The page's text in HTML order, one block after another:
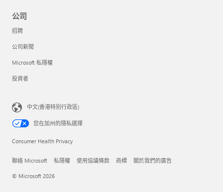
公司
招聘
公司新聞
Microsoft 私隱權
投資者
中文(香港特別行政區)
您在加州的隱私選擇
Consumer Health Privacy
聯絡 Microsoft 私隱權 使用協議條款 商標 關於我們的廣告
© Microsoft 2026